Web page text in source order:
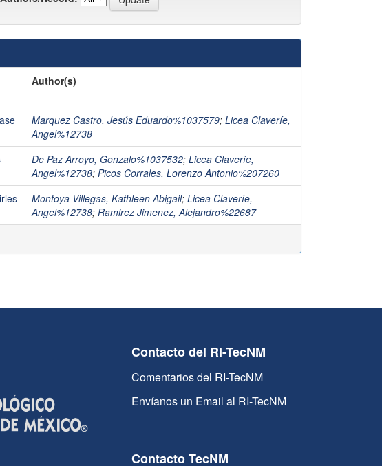
Author(s)
Marquez Castro, Jesús Eduardo%1037579; Licea Claveríe,
Angel%12738
De Paz Arroyo, Gonzalo%1037532; Licea Claveríe,
Angel%12738; Picos Corrales, Lorenzo Antonio%207260
Montoya Villegas, Kathleen Abigail; Licea Claveríe,
Angel%12738; Ramirez Jimenez, Alejandro%22687
Contacto del RI-TecNM
Comentarios del RI-TecNM
Envíanos un Email al RI-TecNM
Contacto TecNM